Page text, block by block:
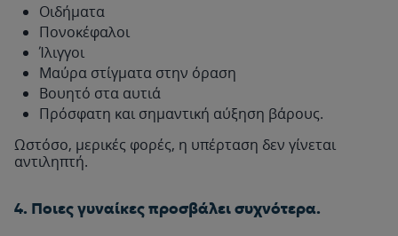
Οιδήματα
Πονοκέφαλοι
Ίλιγγοι
Μαύρα στίγματα στην όραση
Βουητό στα αυτιά
Πρόσφατη και σημαντική αύξηση βάρους.
Ωστόσο, μερικές φορές, η υπέρταση δεν γίνεται
αντιληπτή.
4. Ποιες γυναίκες προσβάλει συχνότερα.